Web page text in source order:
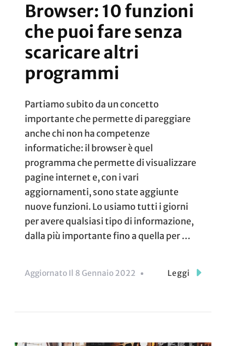
Browser: 10 funzioni
che puoi fare senza
scaricare altri
programmi
Partiamo subito da un concetto
importante che permette di pareggiare
anche chi non ha competenze
informatiche: il browser è quel
programma che permette di visualizzare
pagine internet e, con i vari
aggiornamenti, sono state aggiunte
nuove funzioni. Lo usiamo tutti i giorni
per avere qualsiasi tipo di informazione,
dalla più importante fino a quella per …
Aggiornato Il 8 Gennaio 2022 Leggi